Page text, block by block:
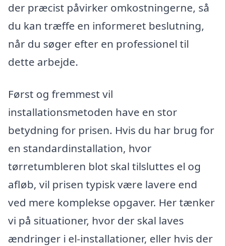
der præcist påvirker omkostningerne, så
du kan træffe en informeret beslutning,
når du søger efter en professionel til
dette arbejde.
Først og fremmest vil
installationsmetoden have en stor
betydning for prisen. Hvis du har brug for
en standardinstallation, hvor
tørretumbleren blot skal tilsluttes el og
afløb, vil prisen typisk være lavere end
ved mere komplekse opgaver. Her tænker
vi på situationer, hvor der skal laves
ændringer i el-installationer, eller hvis der